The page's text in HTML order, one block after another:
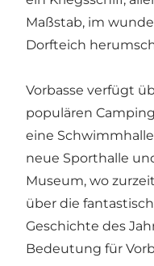
Maßstab, im
Dorfteich
Vorbasse verfügt
populären
eine
neue Sporthalle
Museum, wo
über die
Geschichte des
Bedeutung für